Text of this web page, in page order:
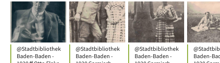
@Stadtbibliothek
Baden-Baden -
@Stadtbibliothek
Baden-Baden -
@Stadtbibliothek
Baden-Baden -
Baden-